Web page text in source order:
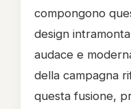
compongono
design
audace e
della campagna
questa fusione,